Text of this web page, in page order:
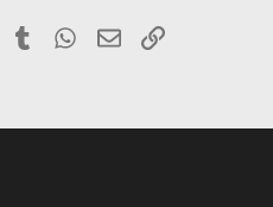
PinterestTumblr WhatsApp
Sähköposti
Linkki